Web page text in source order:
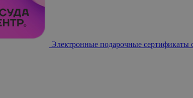
Электронные подарочные сертификаты